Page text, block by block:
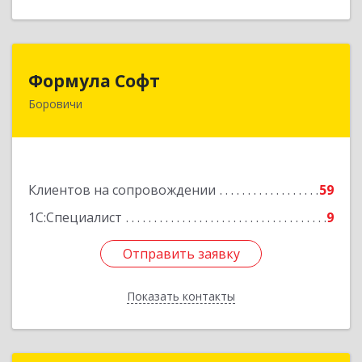
Формула Софт
Боровичи
Клиентов на сопровождении
59
1С:Специалист
9
Отправить заявку
Показать контакты
174411, Новгородская обл, Боровичский р-н,
Отправить заявку
Назад